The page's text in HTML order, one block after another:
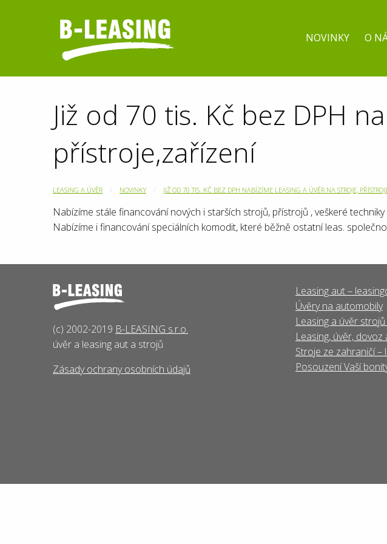
NOVINKY O
Již od 70 tis. Kč bez DPH
přístroje,zařízení
LEASING A ÚVĚR NOVINKY JIŽ OD 70 TIS. KČ BEZ DPH NABÍZÍME LEASING A ÚVĚR NA STROJE,
Nabízíme stále financování nových i starších strojů, přístrojů , veškeré
Nabízíme i financování speciálních komodit, které běžně ostatní leas.
(c) 2002-2019 B-LEASING s.r.o.
úvěr a leasing aut a strojů
Zásady ochrany osobních údajů
Leasing aut –
Úvěry na automobily
Leasing a úvěr
Leasing, úvěr,
Stroje ze zahraničí –
Posouzení Vaší